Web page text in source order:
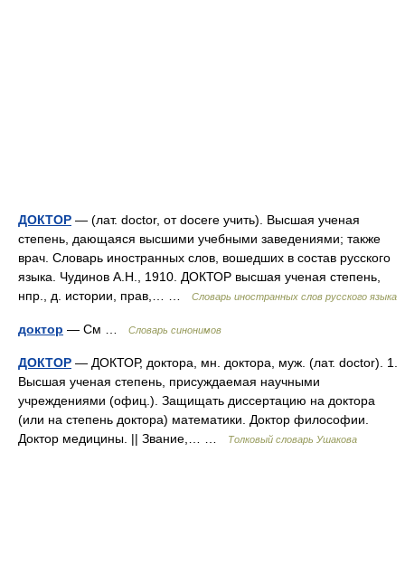
ДОКТОР — (лат. doctor, от docere учить). Высшая ученая
степень, дающаяся высшими учебными заведениями; также
врач. Словарь иностранных слов, вошедших в состав русского
языка. Чудинов А.Н., 1910. ДОКТОР высшая ученая степень,
нпр., д. истории, прав,… …
Словарь иностранных слов русского языка
доктор — См … Словарь синонимов
ДОКТОР — ДОКТОР, доктора, мн. доктора, муж. (лат. doctor). 1.
Высшая ученая степень, присуждаемая научными
учреждениями (офиц.). Защищать диссертацию на доктора
(или на степень доктора) математики. Доктор философии.
Доктор медицины. || Звание,… …
Толковый словарь Ушакова